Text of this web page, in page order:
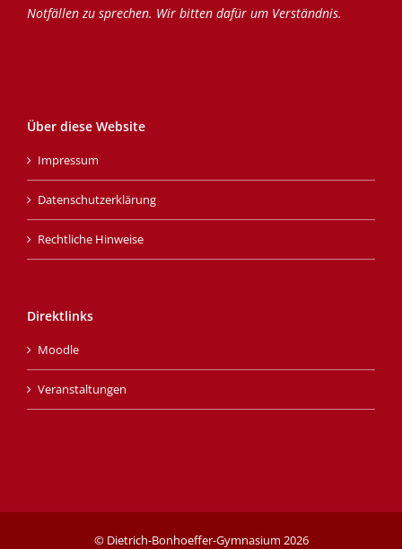
Notfällen zu sprechen. Wir bitten dafür um Verständnis.
Über diese Website
Impressum
Datenschutzerklärung
Rechtliche Hinweise
Direktlinks
Moodle
Veranstaltungen
© Dietrich-Bonhoeffer-Gymnasium 2026